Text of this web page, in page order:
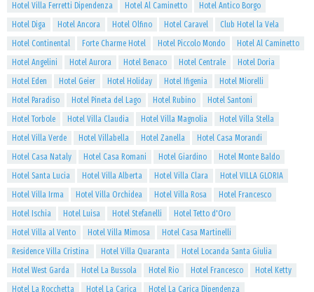
Hotel Villa Ferretti Dipendenza
Hotel Al Caminetto
Hotel Antico Borgo
Hotel Diga
Hotel Ancora Hotel Olfino Hotel Caravel
Club Hotel la Vela
Hotel Continental
Forte Charme Hotel Hotel Piccolo Mondo
Hotel Al Caminetto
Hotel Angelini
Hotel Aurora Hotel Benaco Hotel Centrale
Hotel Doria
Hotel Eden
Hotel Geier Hotel Holiday Hotel Ifigenia
Hotel Miorelli
Hotel Paradiso
Hotel Pineta del Lago Hotel Rubino
Hotel Santoni
Hotel Torbole
Hotel Villa Claudia Hotel Villa Magnolia
Hotel Villa Stella
Hotel Villa Verde
Hotel Villabella Hotel Zanella
Hotel Casa Morandi
Hotel Casa Nataly
Hotel Casa Romani Hotel Giardino
Hotel Monte Baldo
Hotel Santa Lucia
Hotel Villa Alberta Hotel Villa Clara
Hotel VILLA GLORIA
Hotel Villa Irma
Hotel Villa Orchidea Hotel Villa Rosa
Hotel Francesco
Hotel Ischia
Hotel Luisa Hotel Stefanelli
Hotel Tetto d'Oro
Hotel Villa al Vento
Hotel Villa Mimosa
Hotel Casa Martinelli
Residence Villa Cristina
Hotel Villa Quaranta
Hotel Locanda Santa Giulia
Hotel West Garda
Hotel La Bussola Hotel Rio Hotel Francesco
Hotel Ketty
Hotel La Rocchetta
Hotel La Carica
Hotel La Carica Dipendenza